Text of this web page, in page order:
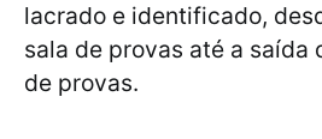
lacrado e identificado,
sala de provas até a saída
de provas.